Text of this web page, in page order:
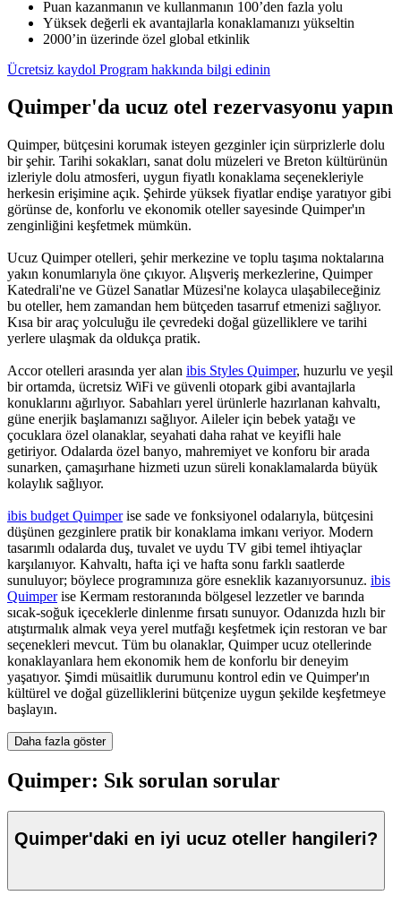
Puan kazanmanın ve kullanmanın 100’den fazla yolu
Yüksek değerli ek avantajlarla konaklamanızı yükseltin
2000’in üzerinde özel global etkinlik
Ücretsiz kaydol Program hakkında bilgi edinin
Quimper'da ucuz otel rezervasyonu yapın
Quimper, bütçesini korumak isteyen gezginler için sürprizlerle dolu
bir şehir. Tarihi sokakları, sanat dolu müzeleri ve Breton kültürünün
izleriyle dolu atmosferi, uygun fiyatlı konaklama seçenekleriyle
herkesin erişimine açık. Şehirde yüksek fiyatlar endişe yaratıyor gibi
görünse de, konforlu ve ekonomik oteller sayesinde Quimper'ın
zenginliğini keşfetmek mümkün.
Ucuz Quimper otelleri, şehir merkezine ve toplu taşıma noktalarına
yakın konumlarıyla öne çıkıyor. Alışveriş merkezlerine, Quimper
Katedrali'ne ve Güzel Sanatlar Müzesi'ne kolayca ulaşabileceğiniz
bu oteller, hem zamandan hem bütçeden tasarruf etmenizi sağlıyor.
Kısa bir araç yolculuğu ile çevredeki doğal güzelliklere ve tarihi
yerlere ulaşmak da oldukça pratik.
Accor otelleri arasında yer alan ibis Styles Quimper, huzurlu ve yeşil
bir ortamda, ücretsiz WiFi ve güvenli otopark gibi avantajlarla
konuklarını ağırlıyor. Sabahları yerel ürünlerle hazırlanan kahvaltı,
güne enerjik başlamanızı sağlıyor. Aileler için bebek yatağı ve
çocuklara özel olanaklar, seyahati daha rahat ve keyifli hale
getiriyor. Odalarda özel banyo, mahremiyet ve konforu bir arada
sunarken, çamaşırhane hizmeti uzun süreli konaklamalarda büyük
kolaylık sağlıyor.
ibis budget Quimperise sade ve fonksiyonel odalarıyla, bütçesini
düşünen gezginlere pratik bir konaklama imkanı veriyor. Modern
tasarımlı odalarda duş, tuvalet ve uydu TV gibi temel ihtiyaçlar
karşılanıyor. Kahvaltı, hafta içi ve hafta sonu farklı saatlerde
sunuluyor; böylece programınıza göre esneklik kazanıyorsunuz. ibis
Quimperise Kermam restoranında bölgesel lezzetler ve barında
sıcak-soğuk içeceklerle dinlenme fırsatı sunuyor. Odanızda hızlı bir
atıştırmalık almak veya yerel mutfağı keşfetmek için restoran ve bar
seçenekleri mevcut. Tüm bu olanaklar, Quimper ucuz otellerinde
konaklayanlara hem ekonomik hem de konforlu bir deneyim
yaşatıyor. Şimdi müsaitlik durumunu kontrol edin ve Quimper'ın
kültürel ve doğal güzelliklerini bütçenize uygun şekilde keşfetmeye
başlayın.
Daha fazla göster
Quimper: Sık sorulan sorular
Quimper'daki en iyi ucuz oteller hangileri?